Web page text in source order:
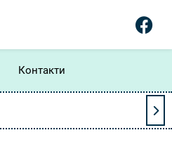
Контакти